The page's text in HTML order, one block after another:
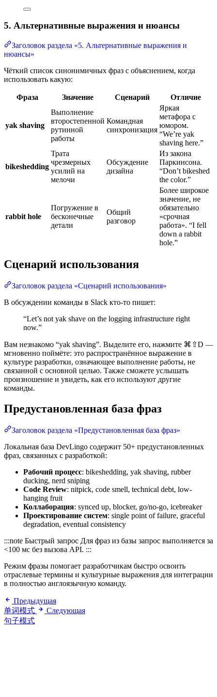
5. Альтернативные выражения и нюансы
Заголовок раздела «5. Альтернативные выражения и
нюансы»
Чёткий список синонимичных фраз с объяснением, когда
использовать какую:
Фраза Значение Сценарий Отличие
yak shaving
Выполнение
второстепенной
рутинной
работы
Командная
синхронизация
Яркая
метафора с
юмором.
“We’re yak
shaving here.”
bikeshedding
Трата
чрезмерных
усилий на
мелочи
Обсуждение
дизайна
Из закона
Паркинсона.
“Don’t bikeshed
the color.”
rabbit hole
Погружение в
бесконечные
детали
Общий
разговор
Более широкое
значение, не
обязательно
«срочная
работа». “I fell
down a rabbit
hole.”
Сценарий использования
Заголовок раздела «Сценарий использования»
В обсуждении команды в Slack кто-то пишет:
“Let’s not yak shave on the logging infrastructure right
now.”
Вам незнакомо “yak shaving”. Выделите его, нажмите ⌘⇧D —
мгновенно поймёте: это распространённое выражение в
культуре разработки, означающее выполнение работы, не
связанной с основной целью. Также сможете услышать
произношение и увидеть, как его используют другие
команды.
Предустановленная база фраз
Заголовок раздела «Предустановленная база фраз»
Локальная база DevLingo содержит 50+ предустановленных
фраз, связанных с разработкой:
Рабочий процесс: bikeshedding, yak shaving, rubber
ducking, nerd sniping
Code Review: nitpick, code smell, technical debt, low-
hanging fruit
Коллаборация: synced up, blocker, go/no-go, icebreaker
Проектирование систем: single point of failure, graceful
degradation, eventual consistency
:::note Быстрый запрос Для фраз из базы запрос выполняется за
<100 мс без вызова API. :::
Режим фразы помогает разработчикам быстро освоить
отраслевые термины и культурные выражения для интеграции
в полностью англоязычную команду.
Предыдущая
单词模式
Следующая
句子模式